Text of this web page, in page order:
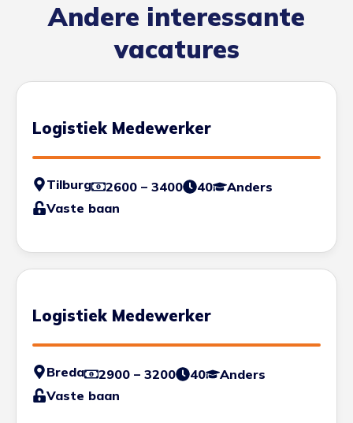
Andere interessante
vacatures
Logistiek Medewerker
Tilburg 2600 – 3400 40
Anders
Vaste baan
Logistiek Medewerker
Breda 2900 – 3200 40
Anders
Vaste baan